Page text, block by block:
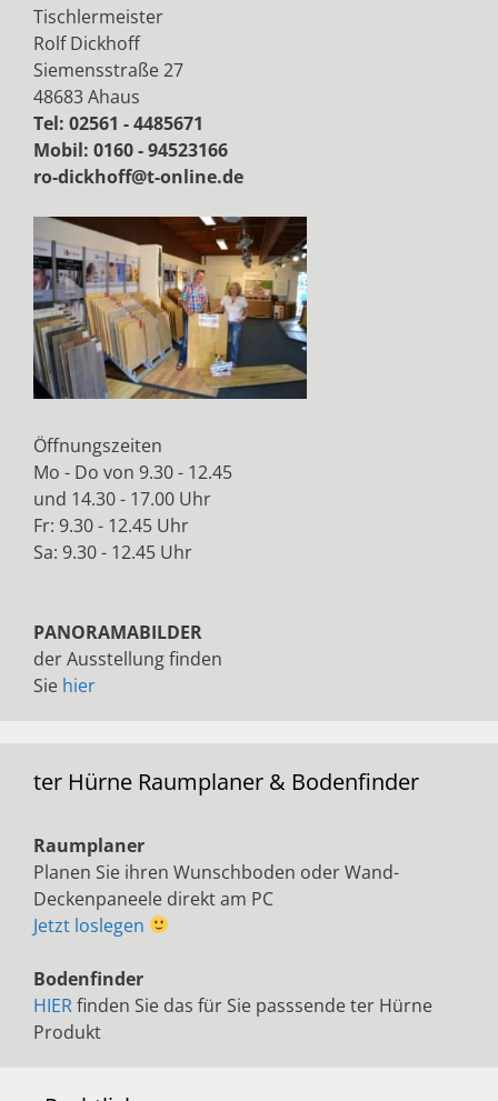
Tischlermeister
Rolf Dickhoff
Siemensstraße 27
48683 Ahaus
Tel: 02561 - 4485671
Mobil: 0160 - 94523166
ro-dickhoff@t-online.de
Öffnungszeiten
Mo - Do von 9.30 - 12.45
und 14.30 - 17.00 Uhr
Fr: 9.30 - 12.45 Uhr
Sa: 9.30 - 12.45 Uhr
PANORAMABILDER
der Ausstellung finden
Sie hier
ter Hürne Raumplaner & Bodenfinder
Raumplaner
Planen Sie ihren Wunschboden oder Wand-
Deckenpaneele direkt am PC
Jetzt loslegen
Bodenfinder
HIERfinden Sie das für Sie passsende ter Hürne
Produkt